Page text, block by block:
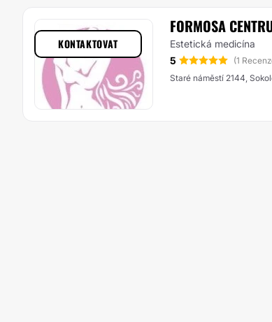
FORMOSA
Estetická medicína
5
(1
Staré náměstí 2144,
KONTAKTOVAT